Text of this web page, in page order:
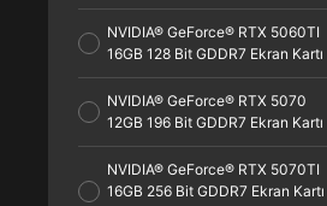
NVIDIA® GeForce® RTX 5060TI
16GB 128 Bit GDDR7 Ekran Kartı
NVIDIA® GeForce® RTX 5070
12GB 196 Bit GDDR7 Ekran Kartı
NVIDIA® GeForce® RTX 5070TI
16GB 256 Bit GDDR7 Ekran Kartı